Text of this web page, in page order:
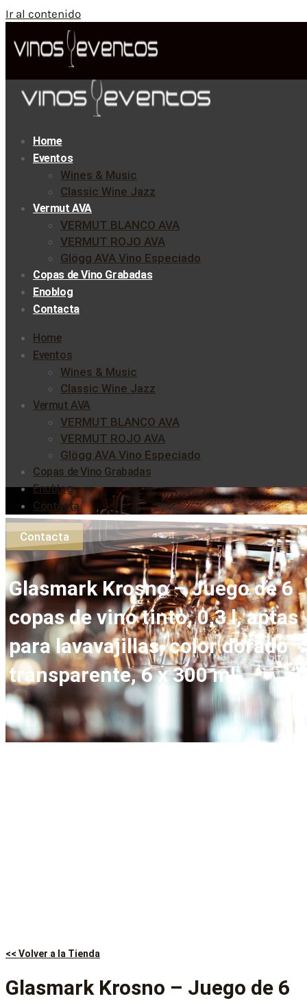
Ir al contenido
Home
Eventos
Wines & Music
Classic Wine Jazz
Vermut AVA
VERMUT BLANCO AVA
VERMUT ROJO AVA
Glögg AVA Vino Especiado
Copas de Vino Grabadas
Enoblog
Contacta
Home
Eventos
Wines & Music
Classic Wine Jazz
Vermut AVA
VERMUT BLANCO AVA
VERMUT ROJO AVA
Glögg AVA Vino Especiado
Copas de Vino Grabadas
Enoblog
Contacta
Contacta
Glasmark Krosno – Juego de 6
copas de vino tinto, 0,3 l, aptas
para lavavajillas, color dorado
transparente, 6 x 300 ml
<< Volver a la Tienda
Glasmark Krosno – Juego de 6